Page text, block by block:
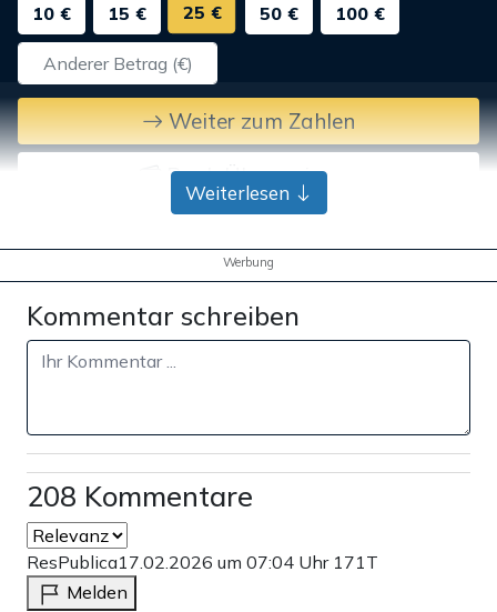
10 €
15 € 25 € 50 € 100 €
Weiter zum Zahlen
Bank-Überweisung
Weiterlesen
Werbung
Kommentar schreiben
208 Kommentare
ResPublica17.02.2026 um 07:04 Uhr 171T
Melden